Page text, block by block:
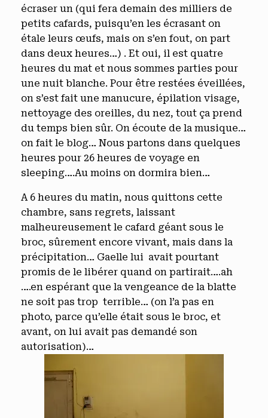
écraser un (qui fera demain des milliers de
petits cafards, puisqu’en les écrasant on
étale leurs œufs, mais on s’en fout, on part
dans deux heures…) . Et oui, il est quatre
heures du mat et nous sommes parties pour
une nuit blanche. Pour être restées éveillées,
on s’est fait une manucure, épilation visage,
nettoyage des oreilles, du nez, tout ça prend
du temps bien sûr. On écoute de la musique…
on fait le blog… Nous partons dans quelques
heures pour 26 heures de voyage en
sleeping….Au moins on dormira bien…
A 6 heures du matin, nous quittons cette
chambre, sans regrets, laissant
malheureusement le cafard géant sous le
broc, sûrement encore vivant, mais dans la
précipitation… Gaelle lui avait pourtant
promis de le libérer quand on partirait….ah
….en espérant que la vengeance de la blatte
ne soit pas trop terrible… (on l’a pas en
photo, parce qu’elle était sous le broc, et
avant, on lui avait pas demandé son
autorisation)…